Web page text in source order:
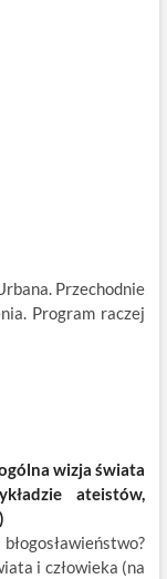
Przechodnie
Program raczej
ar
wizja świata
ateistów,
i człowieka (na